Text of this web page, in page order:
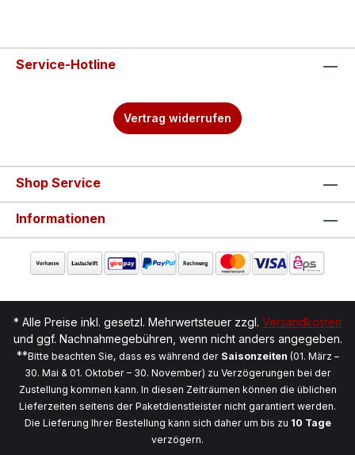
Service-Hotline
Vertrag widerrufen
Shop Service
Informationen
* Alle Preise inkl. gesetzl. Mehrwertsteuer zzgl. Versandkosten
und ggf. Nachnahmegebühren, wenn nicht anders angegeben.
**Bitte beachten Sie, dass es während der Saisonzeiten (01. März –
30. Mai & 01. Oktober – 30. November) zu Verzögerungen bei der
Zustellung kommen kann. In diesen Zeiträumen können die üblichen
Lieferzeiten seitens der Paketdienstleister nicht garantiert werden.
Die Lieferung Ihrer Bestellung kann sich daher um bis zu 10 Tage
verzögern.